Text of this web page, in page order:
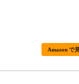
Amazon で